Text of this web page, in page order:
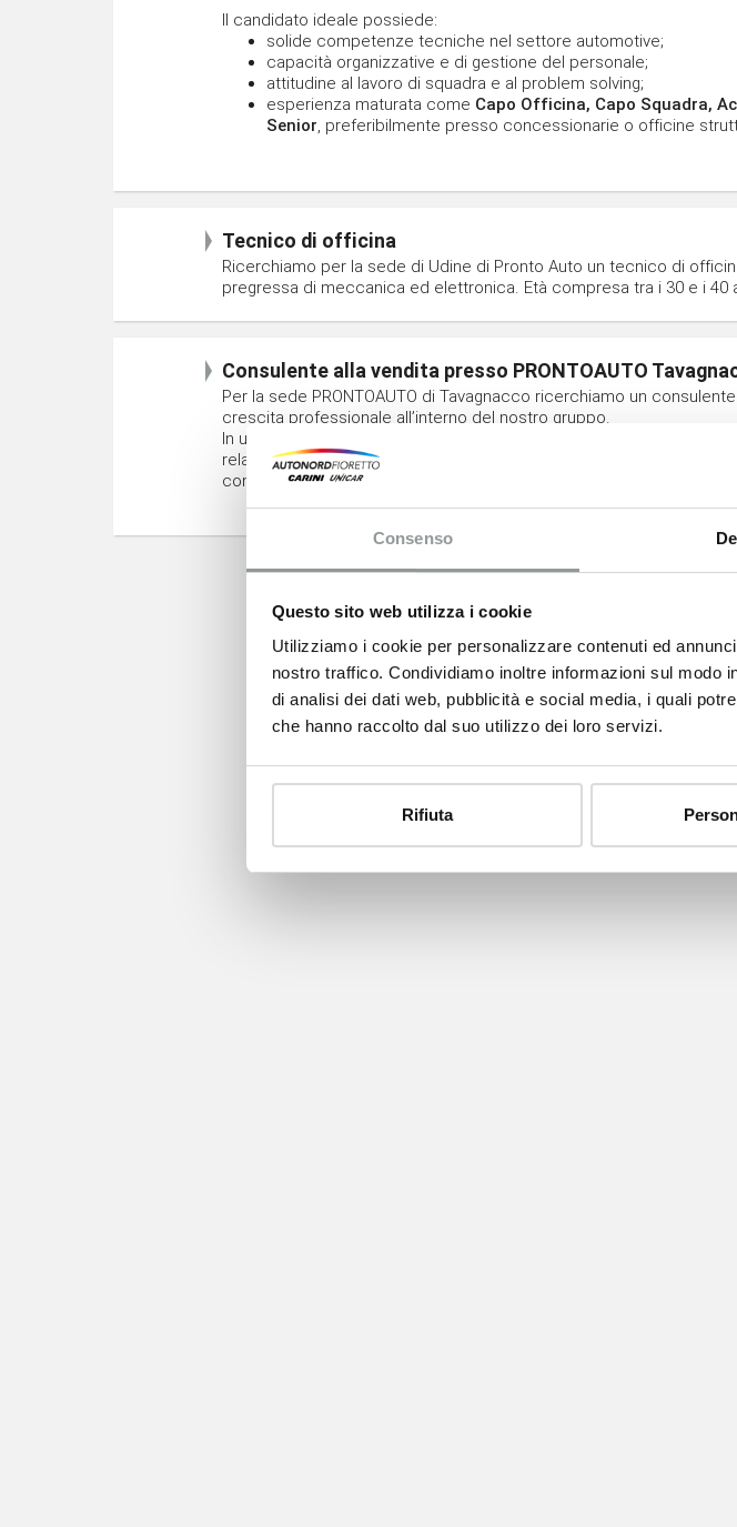
Consenso
Questo sito web utilizza i cookie
Utilizziamo i cookie per personalizzare contenuti ed
nostro traffico. Condividiamo inoltre informazioni sul
di analisi dei dati web, pubblicità e social media, i quali
che hanno raccolto dal suo utilizzo dei loro servizi.
Rifiuta
Il candidato ideale possiede:
solide competenze tecniche nel settore automotive;
capacità organizzative e di gestione del personale;
attitudine al lavoro di squadra e al problem solving;
esperienza maturata come Capo Officina, Capo Squadra,
Senior, preferibilmente presso concessionarie o officine
Tecnico di officina
Ricerchiamo per la sede di Udine di Pronto Auto un tecnico di
pregressa di meccanica ed elettronica. Età compresa tra i 30 e i 40
Consulente alla vendita presso PRONTOAUTO
Per la sede PRONTOAUTO di Tavagnacco ricerchiamo un
crescita professionale all’interno del nostro gruppo.
In un'ottica di ampliamento dell'organico, la risorsa dovrà svolgere
relazionandosi con il cliente in salone ed offrendo soluzioni
contesto di lavoro è dinamico e stimolante con una formazione